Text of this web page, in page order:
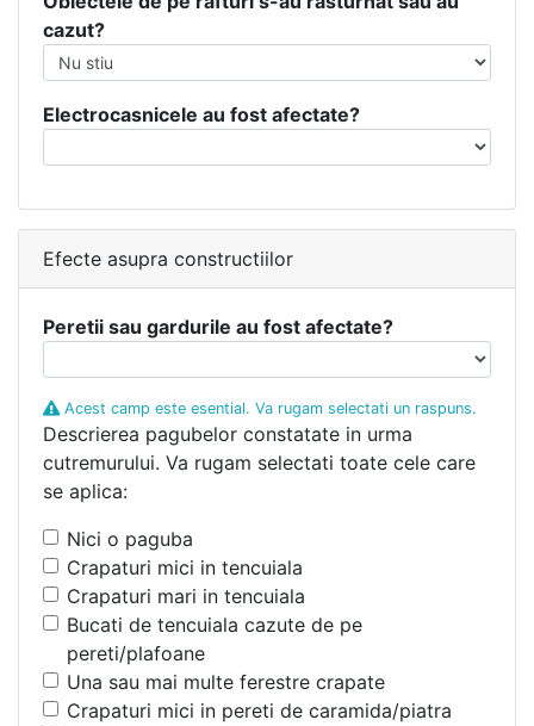
cazut?
Electrocasnicele au fost afectate?
Efecte asupra constructiilor
Peretii sau gardurile au fost afectate?
Acest camp este esential. Va rugam selectati un raspuns.
Descrierea pagubelor constatate in urma
cutremurului. Va rugam selectati toate cele care
se aplica:
Nici o paguba
Crapaturi mici in tencuiala
Crapaturi mari in tencuiala
Bucati de tencuiala cazute de pe
pereti/plafoane
Una sau mai multe ferestre crapate
Crapaturi mici in pereti de caramida/piatra